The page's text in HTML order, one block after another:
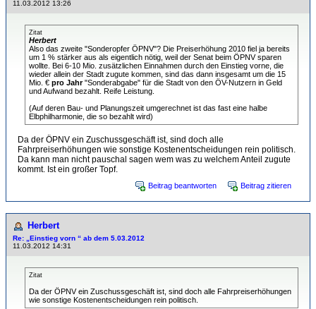
11.03.2012 13:26
Zitat
Herbert
Also das zweite "Sonderopfer ÖPNV"? Die Preiserhöhung 2010 fiel ja bereits
um 1 % stärker aus als eigentlich nötig, weil der Senat beim ÖPNV sparen
wollte. Bei 6-10 Mio. zusätzlichen Einnahmen durch den Einstieg vorne, die
wieder allein der Stadt zugute kommen, sind das dann insgesamt um die 15
Mio. € pro Jahr"Sonderabgabe" für die Stadt von den ÖV-Nutzern in Geld
und Aufwand bezahlt. Reife Leistung.
(Auf deren Bau- und Planungszeit umgerechnet ist das fast eine halbe
Elbphilharmonie, die so bezahlt wird)
Da der ÖPNV ein Zuschussgeschäft ist, sind doch alle
Fahrpreiserhöhungen wie sonstige Kostenentscheidungen rein politisch.
Da kann man nicht pauschal sagen wem was zu welchem Anteil zugute
kommt. Ist ein großer Topf.
Beitrag beantworten Beitrag zitieren
Herbert
Re: „Einstieg vorn “ ab dem 5.03.2012
11.03.2012 14:31
Zitat
Da der ÖPNV ein Zuschussgeschäft ist, sind doch alle Fahrpreiserhöhungen
wie sonstige Kostenentscheidungen rein politisch.